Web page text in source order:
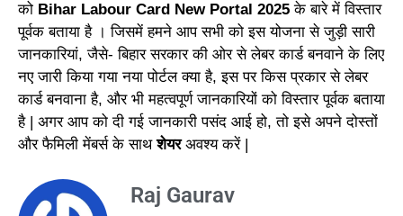
को Bihar Labour Card New Portal 2025के बारे में विस्तार
पूर्वक बताया है । जिसमें हमने आप सभी को इस योजना से जुड़ी सारी
जानकारियां, जैसे- बिहार सरकार की ओर से लेबर कार्ड बनवाने के लिए
नए जारी किया गया नया पोर्टल क्या है, इस पर किस प्रकार से लेबर
कार्ड बनवाना है, और भी महत्वपूर्ण जानकारियों को विस्तार पूर्वक बताया
है | अगर आप को दी गई जानकारी पसंद आई हो, तो इसे अपने दोस्तों
और फैमिली मेंबर्स के साथशेयरअवश्य करें |
Raj Gaurav